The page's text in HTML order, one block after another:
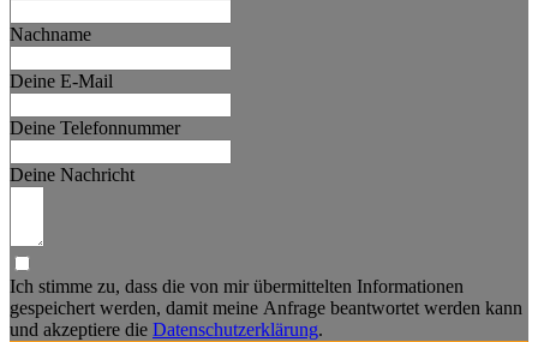
Nachname
Deine E-Mail
Deine Telefonnummer
Deine Nachricht
Ich stimme zu, dass die von mir übermittelten Informationen
gespeichert werden, damit meine Anfrage beantwortet werden kann
und akzeptiere die Datenschutzerklärung.